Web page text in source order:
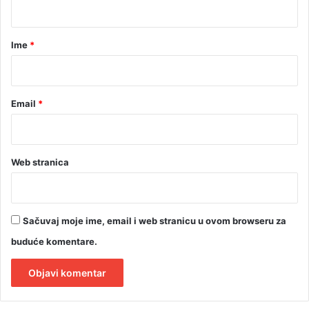
rIme *
Email *
Web stranica
Sačuvaj moje ime, email i web stranicu u ovom browseru za
buduće komentare.